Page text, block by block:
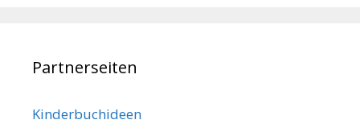
Partnerseiten
Kinderbuchideen